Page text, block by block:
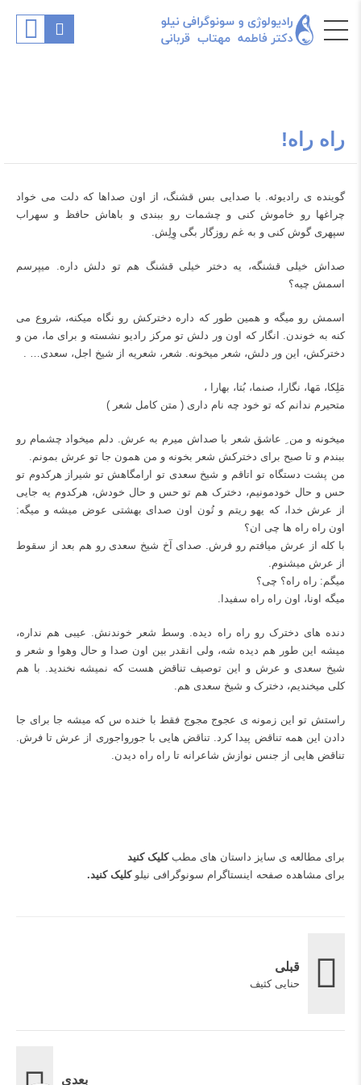
راه راه!
گوینده ی رادیوئه. با صدایی بس قشنگ، از اون صداها که دلت می خواد
چراغها رو خاموش کنی و چشمات رو ببندی و باهاش حافظ و سهراب
سپهری گوش کنی و به غم روزگار بگی وِلِش.
صداش خیلی قشنگه، یه دختر خیلی قشنگ هم تو دلش داره. میپرسم
اسمش چیه؟
اسمش رو میگه و همین طور که داره دخترکش رو نگاه میکنه، شروع می
کنه به خوندن. انگار که اون ور دلش تو مرکز رادیو نشسته و برای ما، من و
دخترکش، این ور دلش، شعر میخونه. شعر، شعریه از شیخ اجل، سعدی… .
مَلِکا، مَها، نگارا، صنما، بُتا، بهارا ،
متحیرم ندانم که تو خود چه نام داری ( متن کامل شعر )
میخونه و من ِ عاشق شعر با صداش میرم به عرش. دلم میخواد چشمام رو
ببندم و تا صبح برای دخترکش شعر بخونه و من همون جا تو عرش بمونم.
من پشت دستگاه تو اتاقم و شیخ سعدی تو ارامگاهش تو شیراز هرکدوم تو
حس و حال خودمونیم، دخترک هم تو حس و حال خودش، هرکدوم یه جایی
از عرش خدا، که یهو ریتم و تُون اون صدای بهشتی عوض میشه و میگه:
اون راه راه ها چی ان؟
با کله از عرش میافتم رو فرش. صدای آخ شیخ سعدی رو هم بعد از سقوط
از عرش میشنوم.
میگم: راه راه؟ چی؟
میگه اونا، اون راه راه سفیدا.
دنده های دخترک رو راه راه دیده. وسط شعر خوندنش. عیبی هم نداره،
میشه این طور هم دیده شه، ولی انقدر بین اون صدا و حال وهوا و شعر و
شیخ سعدی و عرش و این توصیف تناقض هست که نمیشه نخندید. با هم
کلی میخندیم، دخترک و شیخ سعدی هم.
راستش تو این زمونه ی عجوج مجوج فقط با خنده س که میشه جا برای جا
دادن این همه تناقض پیدا کرد. تناقض هایی با جورواجوری از عرش تا فرش.
تناقض هایی از جنس نوازش شاعرانه تا راه راه دیدن.
برای مطالعه ی سایز داستان های مطب کلیک کنید
برای مشاهده صفحه اینستاگرام سونوگرافی نیلوکلیک کنید.
قبلی
حنایی کثیف
بعدی